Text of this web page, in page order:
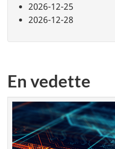
2026-12-25
2026-12-28
En vedette